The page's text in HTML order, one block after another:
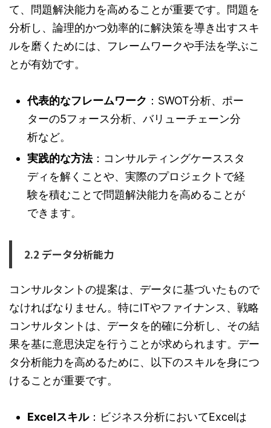
て、問題解決能力を高めることが重要です。問題を
分析し、論理的かつ効率的に解決策を導き出すスキ
ルを磨くためには、フレームワークや手法を学ぶこ
とが有効です。
代表的なフレームワーク ：SWOT分析、ポー
ターの5フォース分析、バリューチェーン分
析など。
実践的な方法：コンサルティングケーススタ
ディを解くことや、実際のプロジェクトで経
験を積むことで問題解決能力を高めることが
できます。
2.2 データ分析能力
コンサルタントの提案は、データに基づいたもので
なければなりません。特にITやファイナンス、戦略
コンサルタントは、データを的確に分析し、その結
果を基に意思決定を行うことが求められます。デー
タ分析能力を高めるために、以下のスキルを身につ
けることが重要です。
Excelスキル：ビジネス分析においてExcelは